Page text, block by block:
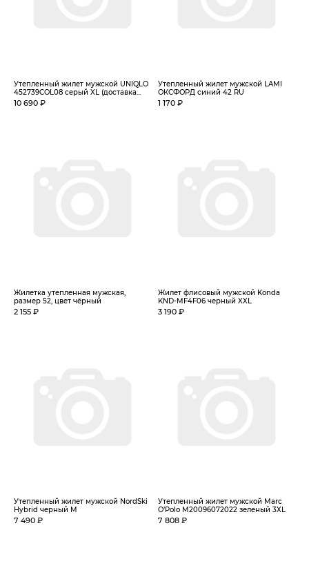
Утепленный жилет мужской UNIQLO
452739COL08 серый XL (доставка...
10 690 ₽
Утепленный жилет мужской LAMI
ОКСФОРД синий 42 RU
1 170 ₽
Жилетка утепленная мужская,
размер 52, цвет чёрный
2 155 ₽
Жилет флисовый мужской Konda
KND-MF4F06 черный XXL
3 190 ₽
Утепленный жилет мужской NordSki
Hybrid черный M
7 490 ₽
Утепленный жилет мужской Marc
O’Polo M20096072022 зеленый 3XL
7 808 ₽